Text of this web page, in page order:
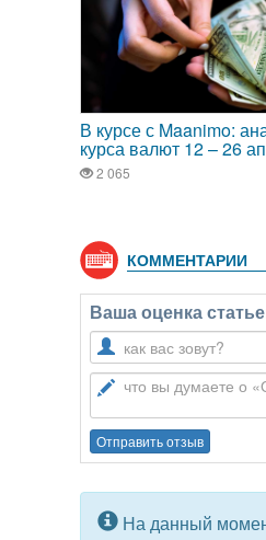
КОММЕНТАРИИ
Ваша оценка статье